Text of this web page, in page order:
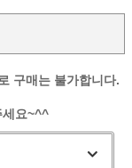
구매는 불가합니다.
세요~^^